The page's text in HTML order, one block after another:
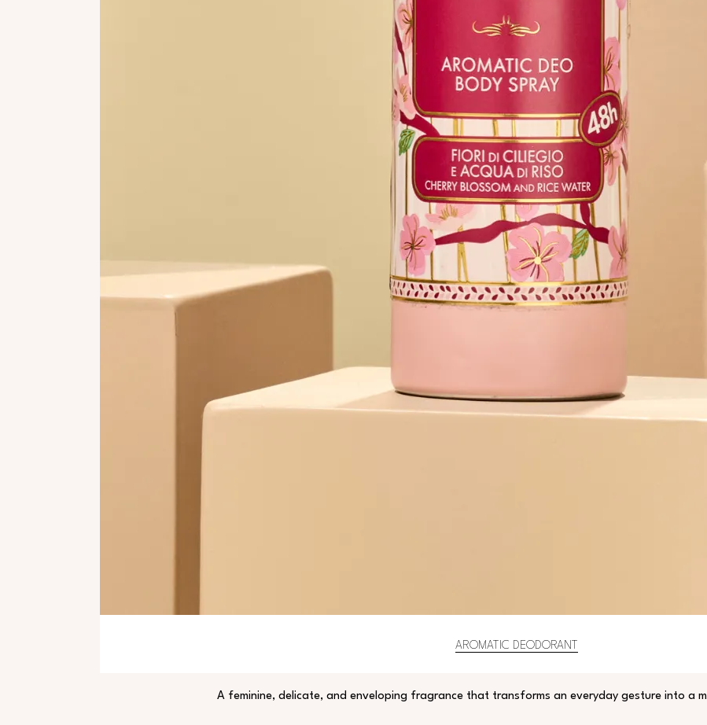
AROMATIC DEODORANT
A feminine, delicate, and enveloping fragrance that transforms an everyday gesture into a